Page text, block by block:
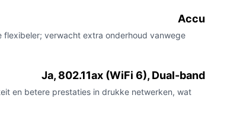
Accu
flexibeler; verwacht extra onderhoud vanwege
Ja, 802.11ax (WiFi 6), Dual-band
en betere prestaties in drukke netwerken, wat